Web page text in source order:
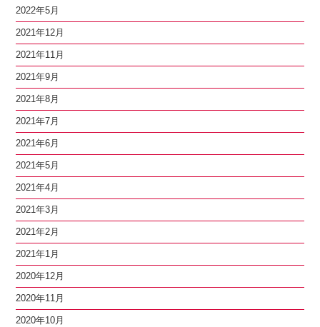
2022年5月
2021年12月
2021年11月
2021年9月
2021年8月
2021年7月
2021年6月
2021年5月
2021年4月
2021年3月
2021年2月
2021年1月
2020年12月
2020年11月
2020年10月